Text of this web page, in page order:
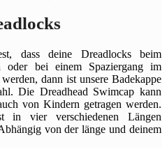
dass deine Dreadlocks beim
oder bei einem Spaziergang im
dann ist unsere Badekappe
Die Dreadhead Swimcap kann
von Kindern getragen werden.
in vier verschiedenen Längen
von der länge und deinem